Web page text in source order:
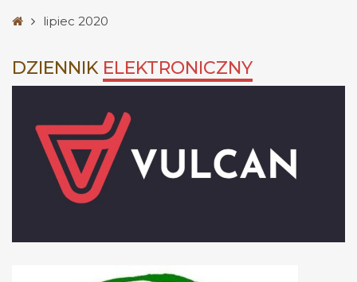
Stronalipiec 2020
DZIENNIK ELEKTRONICZNY